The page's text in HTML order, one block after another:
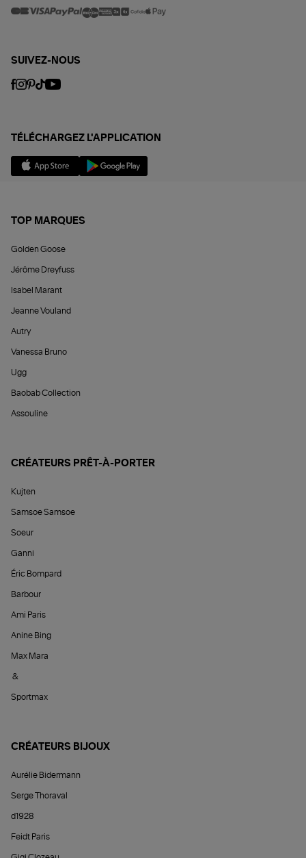
SUIVEZ-NOUS
TÉLÉCHARGEZ L'APPLICATION
TOP MARQUES
Golden Goose
Jérôme Dreyfuss
Isabel Marant
Jeanne Vouland
Autry
Vanessa Bruno
Ugg
Baobab Collection
Assouline
CRÉATEURS PRÊT-À-PORTER
Kujten
Samsoe Samsoe
Soeur
Ganni
Éric Bompard
Barbour
Ami Paris
Anine Bing
Max Mara
&
Sportmax
CRÉATEURS BIJOUX
Aurélie Bidermann
Serge Thoraval
d1928
Feidt Paris